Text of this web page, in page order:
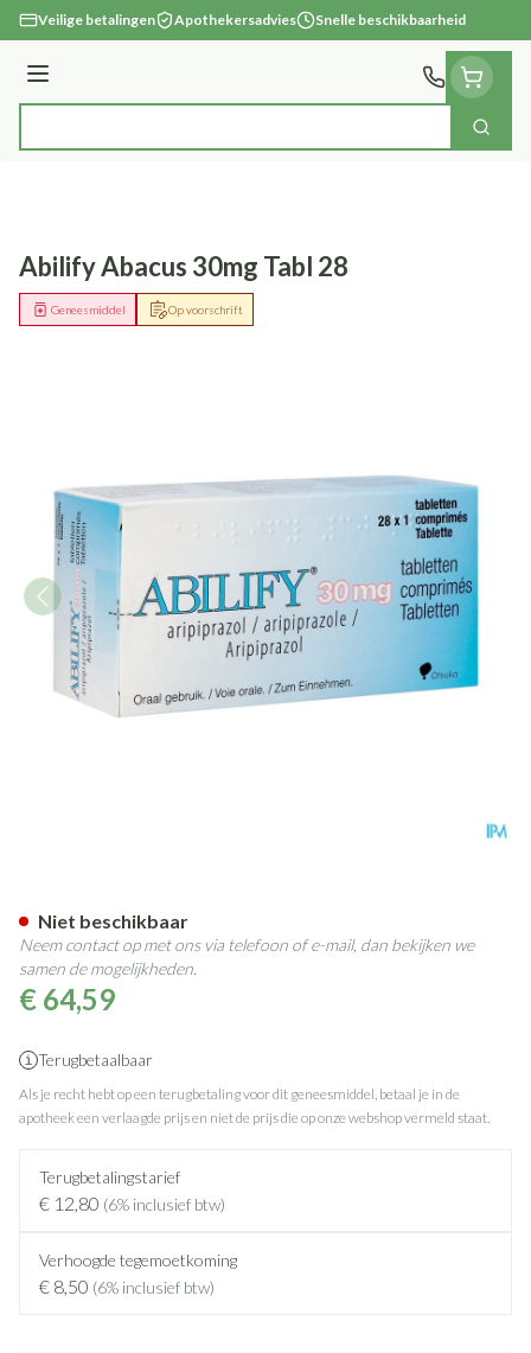
Ga naar de inhoud
Veilige betalingen Apothekersadvies Snelle beschikbaarheid
Menu
Zoek
Abilify Abacus 30mg Tabl 28
Op voorschrift
Geneesmiddel
€ 64,59
Terugbetaalbaar
Als je recht hebt op een terugbetaling voor dit geneesmiddel, betaal je in de
apotheek een verlaagde prijs en niet de prijs die op onze webshop vermeld staat.
Terugbetalingstarief
€ 12,80 (6% inclusief btw)
Verhoogde tegemoetkoming
€ 8,50 (6% inclusief btw)
Niet beschikbaar
Neem contact op met ons via telefoon of e-mail, dan bekijken we
samen de mogelijkheden.